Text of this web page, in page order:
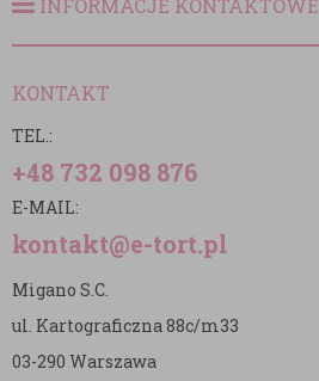
INFORMACJE KONTAKTOWE
KONTAKT
TEL.:
+48 732 098 876
E-MAIL:
kontakt@e-tort.pl
Migano S.C.
ul. Kartograficzna 88c/m33
03-290 Warszawa